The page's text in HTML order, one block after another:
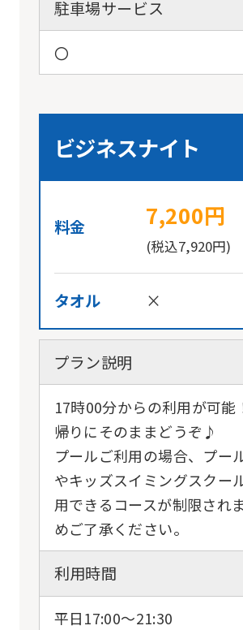
駐車場サービス
〇
ビジネスナイト
料金 7,200円
(税込7,920円)
タオル ×
プラン説明
17時00分からの利用が可能
帰りにそのままどうぞ♪
プールご利用の場合、プー
やキッズスイミングスクー
用できるコースが制限され
めご了承ください。
利用時間
平日17:00〜21:30